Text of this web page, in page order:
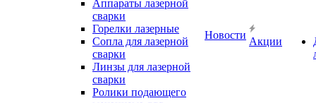
Аппараты лазерной
сварки
Горелки лазерные
Сопла для лазерной
сварки
Линзы для лазерной
сварки
Ролики подающего
Новости
Акции